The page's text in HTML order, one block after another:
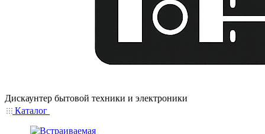
Дискаунтер бытовой техники и электроники
Каталог